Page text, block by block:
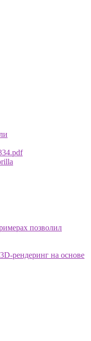
позволил
рендеринг на основе